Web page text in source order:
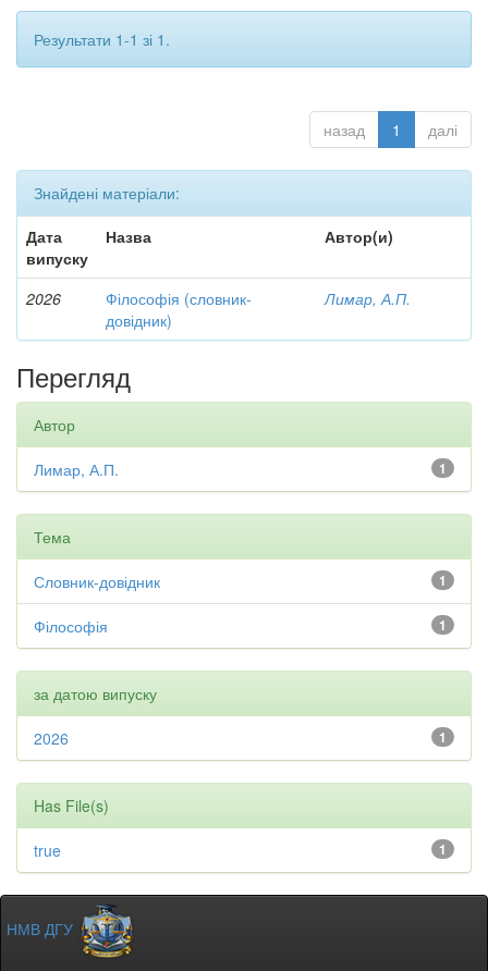
Результати 1-1 зі 1.
назад 1 далі
Знайдені матеріали:
Дата
випуску
Назва Автор(и)
2026
Філософія (словник-
довідник)
Лимар, А.П.
Перегляд
Автор
1
Лимар, А.П.
Тема
1
Словник-довідник
1
Філософія
за датою випуску
1
2026
Has File(s)
1
true
НМВ ДГУ